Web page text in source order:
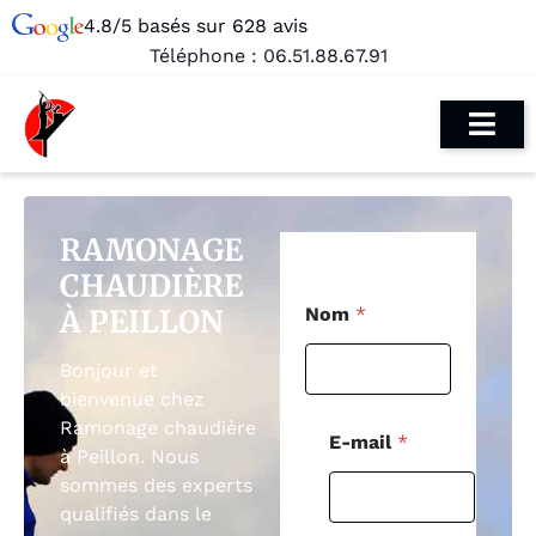
4.8/5 basés sur 628 avis
Téléphone : 06.51.88.67.91
RAMONAGE
CHAUDIÈRE
À PEILLON
Bonjour et
bienvenue chez
Ramonage chaudière
à Peillon. Nous
sommes des experts
qualifiés dans le
o
m
-
Nom *
E-mail *